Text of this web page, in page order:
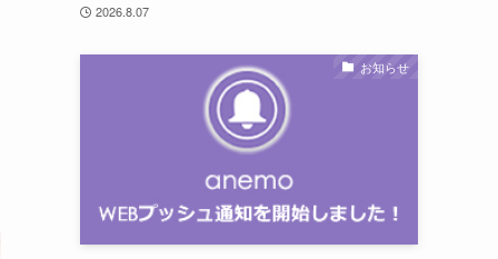
2026.8.07
お知らせ